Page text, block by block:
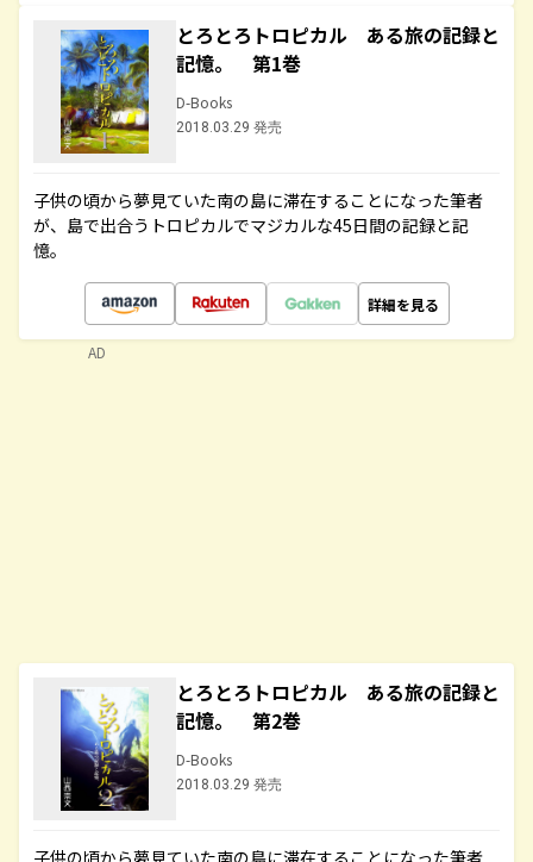
とろとろトロピカル ある旅の記録と
記憶。 第1巻
D-Books
2018.03.29 発売
子供の頃から夢見ていた南の島に滞在することになった筆者
が、島で出合うトロピカルでマジカルな45日間の記録と記
憶。
詳細を見る
とろとろトロピカル ある旅の記録と
記憶。 第2巻
D-Books
2018.03.29 発売
子供の頃から夢見ていた南の島に滞在することになった筆者
AD